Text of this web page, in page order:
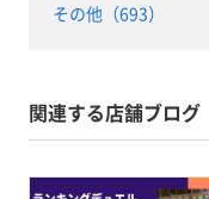
その他（693）
関連する店舗ブログ